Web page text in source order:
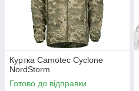
Куртка Camotec Cyclone
NordStorm
Готово до відправки